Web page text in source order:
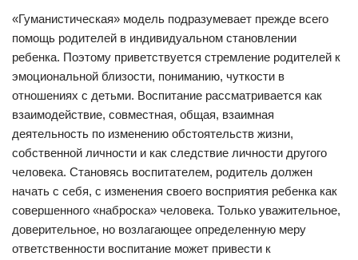
«Гуманистическая» модель подразумевает прежде всего
помощь родителей в индивидуальном становлении
ребенка. Поэтому приветствуется стремление родителей к
эмоциональной близости, пониманию, чуткости в
отношениях с детьми. Воспитание рассматривается как
взаимодействие, совместная, общая, взаимная
деятельность по изменению обстоятельств жизни,
собственной личности и как следствие личности другого
человека. Становясь воспитателем, родитель должен
начать с себя, с изменения своего восприятия ребенка как
совершенного «наброска» человека. Только уважительное,
доверительное, но возлагающее определенную меру
ответственности воспитание может привести к